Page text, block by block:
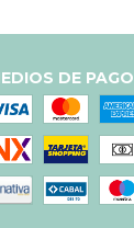
DE PAGO